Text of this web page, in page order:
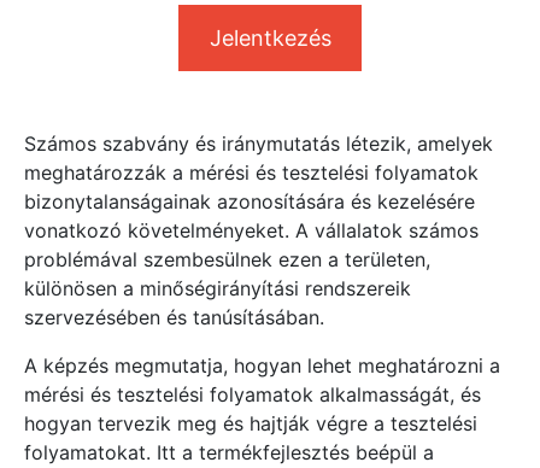
Jelentkezés
Számos szabvány és iránymutatás létezik, amelyek
meghatározzák a mérési és tesztelési folyamatok
bizonytalanságainak azonosítására és kezelésére
vonatkozó követelményeket. A vállalatok számos
problémával szembesülnek ezen a területen,
különösen a minőségirányítási rendszereik
szervezésében és tanúsításában.
A képzés megmutatja, hogyan lehet meghatározni a
mérési és tesztelési folyamatok alkalmasságát, és
hogyan tervezik meg és hajtják végre a tesztelési
folyamatokat. Itt a termékfejlesztés beépül a